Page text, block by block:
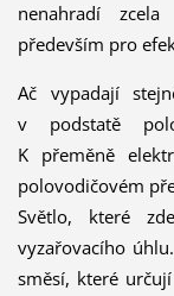
nenahradí
především pro
Ač vypadají
v podstatě
K přeměně
polovodičovém
Světlo, které
vyzařovacího
směsí, které